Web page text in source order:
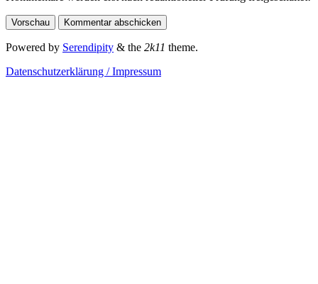
Powered by Serendipity & the 2k11 theme.
Datenschutzerklärung / Impressum